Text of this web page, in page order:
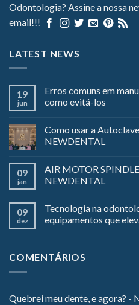
Odontologia? Assine a nossa
email!!!
LATEST NEWS
19
jun
Erros comuns em
como evitá-los
Como usar a
NEWDENTAL
09
jan
AIR MOTOR
NEWDENTAL
09
dez
Tecnologia na
equipamentos que
COMENTÁRIOS
Quebrei meu dente, e agora? -